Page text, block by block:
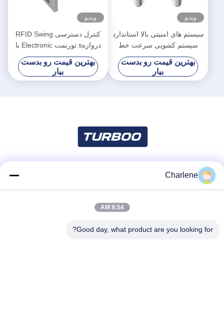
ویدیو
سیستم های امنیتی بالا استاندارد
سیستم کشویی سرعت خط
برای هوشمند روتختی دفتر
بهترین قیمت رو بدست
بیار
ویدیو
کنترل دسترسی RFID Swing
دروازهs تورنمت Electronic با
عملکرد ضد ضربه
بهترین قیمت رو بدست
بیار
Charlene
8:54 AM
Good day, what product are you looking for?